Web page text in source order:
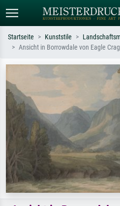
Suchen Sie nach Künstlern, Werktiteln
Sternennacht, Impressionismus, Welle
Startseite Kunststile
Ansicht in Borrowdale von Eagle